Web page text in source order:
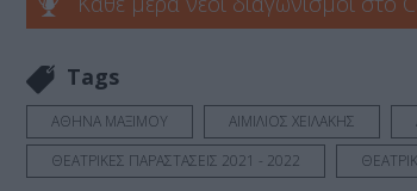
Tags
ΑΘΗΝΑ ΜΑΞΙΜΟΥ ΑΙΜΙΛΙΟΣ ΧΕΙΛΑΚΗΣ
ΘΕΑΤΡΙΚΕΣ ΠΑΡΑΣΤΑΣΕΙΣ 2021 - 2022